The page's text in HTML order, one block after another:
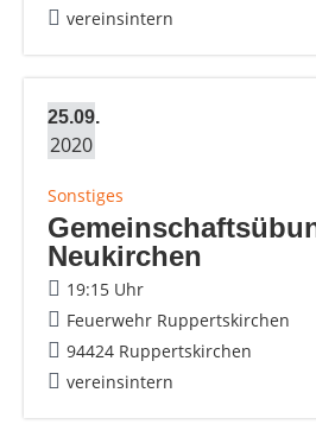
vereinsintern
25.09.
2020
Sonstiges
Neukirchen
19:15 Uhr
Feuerwehr Ruppertskirchen
94424 Ruppertskirchen
vereinsintern